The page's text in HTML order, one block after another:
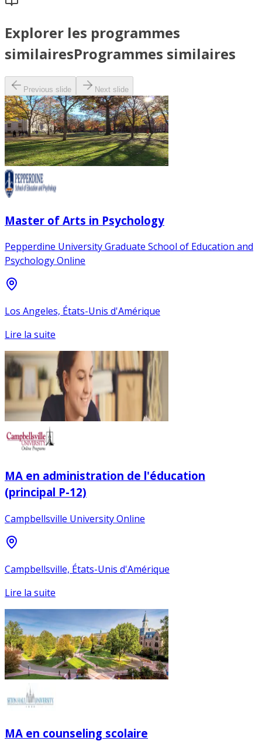
Explorer les programmes
similairesProgrammes similaires
Previous slide Next slide
Master of Arts in Psychology
Pepperdine University Graduate School of Education and
Psychology Online
Los Angeles, États-Unis d'Amérique
Lire la suite
MA en administration de l'éducation
(principal P-12)
Campbellsville University Online
Campbellsville, États-Unis d'Amérique
Lire la suite
MA en counseling scolaire